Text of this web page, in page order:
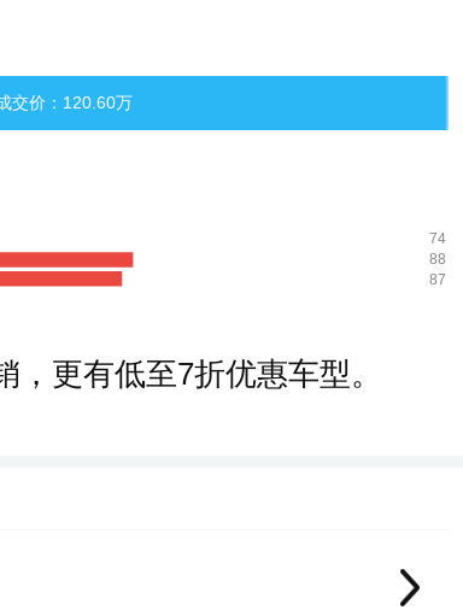
交价：120.60万
74
88
87
更有低至7折优惠车型。